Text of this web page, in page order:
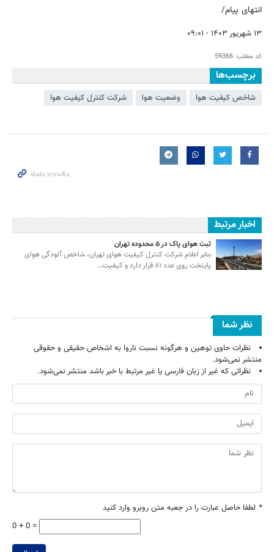
انتهای پیام/
۱۳ شهریور ۱۴۰۳ - ۰۹:۰۱
کد مطلب: 59366
برچسب‌ها
شاخص کیفیت هوا وضعیت هوا شرکت کنترل کیفیت هوا
اخبار مرتبط
ثبت هوای پاک در ۵ محدوده تهران
بنابر اعلام شرکت کنترل کیفیت هوای تهران، شاخص آلودگی هوای
پایتخت روی عدد ۸۱ قرار دارد و کیفیت…
نظر شما
نظرات حاوی توهین و هرگونه نسبت ناروا به اشخاص حقیقی و حقوقی
منتشر نمی‌شود.
نظراتی که غیر از زبان فارسی یا غیر مرتبط با خبر باشد منتشر نمی‌شود.
* لطفا حاصل عبارت را در جعبه متن روبرو وارد کنید
0 + 0 =